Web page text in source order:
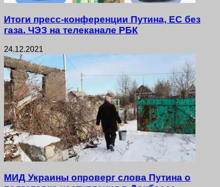
Итоги пресс-конференции Путина, ЕС без
газа. ЧЭЗ на телеканале РБК
24.12.2021
МИД Украины опроверг слова Путина о